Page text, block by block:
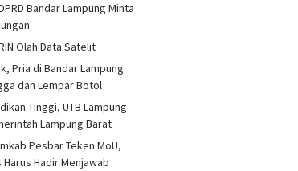
Bandar Lampung Minta
Olah Data Satelit
Pria di Bandar Lampung
dan Lempar Botol
Tinggi, UTB Lampung
Lampung Barat
Pesbar Teken MoU,
Hadir Menjawab